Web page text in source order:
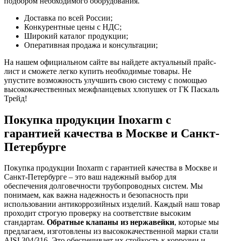
Доставка по всей России;
Конкурентные цены с НДС;
Широкий каталог продукции;
Оперативная продажа и консультации;
На нашем официальном сайте вы найдете актуальный прайс-
лист и сможете легко купить необходимые товары. Не
упустите возможность улучшить свою систему с помощью
высококачественных межфланцевых хлопушек от ГК Паскаль
Трейд!
Покупка продукции Inoxarm с
гарантией качества в Москве и Санкт-
Петербурге
Покупка продукции Inoxarm с гарантией качества в Москве и
Санкт-Петербурге – это ваш надежный выбор для
обеспечения долговечности трубопроводных систем. Мы
понимаем, как важна надежность и безопасность при
использовании антикоррозийных изделий. Каждый наш товар
проходит строгую проверку на соответствие высоким
стандартам. Обратные клапаны из нержавейки, которые мы
предлагаем, изготовлены из высококачественной марки стали